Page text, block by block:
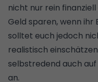
nicht nur rein
Geld sparen, wenn ihr
solltet euch jedoch
realistisch
selbstredend auch
an.